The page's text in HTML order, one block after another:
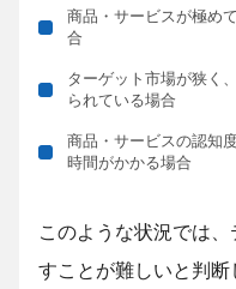
商品・サービスが極め
合
ターゲット市場が狭く
られている場合
商品・サービスの認知
時間がかかる場合
このような状況では
すことが難しいと判断